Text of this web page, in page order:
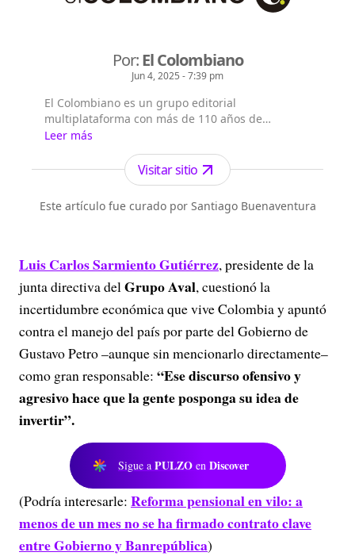
Por:El Colombiano
Jun 4, 2025 - 7:39 pm
El Colombiano es un grupo editorial
multiplataforma con más de 110 años de
existencia. Nació en la ciudad de Medellín en
Antioquia. Fundado el 6 de febrero de 1912 por
Francisco de Paula Pérez, se ha especializado en
la investigación y generación de contenidos
periodísticos para diferentes plataformas en las
que provee a las audiencias de piezas mult...
Leer más
Visitar sitio
Este artículo fue curado por Santiago Buenaventura
Luis Carlos Sarmiento Gutiérrez, presidente de la
junta directiva delGrupo Aval, cuestionó la
incertidumbre económica que vive Colombia y apuntó
contra el manejo del país por parte del Gobierno de
Gustavo Petro –aunque sin mencionarlo directamente–
como gran responsable: “Ese discurso ofensivo y
agresivo hace que la gente posponga su idea de
invertir”.
Sigue a PULZO en Discover
(Podría interesarle: Reforma pensional en vilo: a
menos de un mes no se ha firmado contrato clave
entre Gobierno y Banrepública)